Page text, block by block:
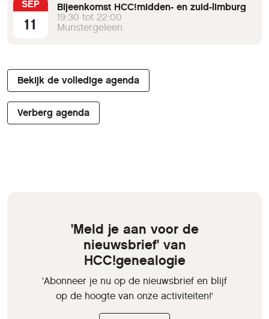
SEP
11
Bijeenkomst HCC!midden- en zuid-limburg
19:30 tot 22:00
Munstergeleen
Bekijk de volledige agenda
Verberg agenda
'Meld je aan voor de
nieuwsbrief' van
HCC!genealogie
'Abonneer je nu op de nieuwsbrief en blijf
op de hoogte van onze activiteiten!'